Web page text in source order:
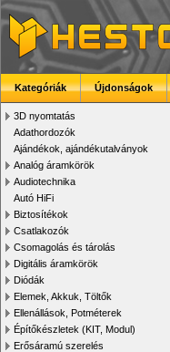
Kategóriák Újdonságok
3D nyomtatás
Adathordozók
Ajándékok, ajándékutalványok
Analóg áramkörök
Audiotechnika
Autó HiFi
Biztosítékok
Csatlakozók
Csomagolás és tárolás
Digitális áramkörök
Diódák
Elemek, Akkuk, Töltők
Ellenállások, Potméterek
Építőkészletek (KIT, Modul)
Erősáramú szerelés